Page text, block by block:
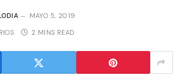
MAYO 5, 2019
2 MINS READ